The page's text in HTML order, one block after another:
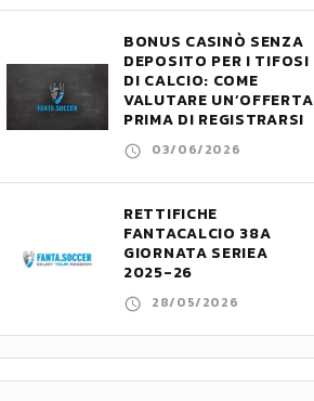
BONUS CASINÒ SENZA
DEPOSITO PER I TIFOSI
DI CALCIO: COME
VALUTARE UN’OFFERTA
PRIMA DI REGISTRARSI
03/06/2026
RETTIFICHE
FANTACALCIO 38A
GIORNATA SERIEA
2025-26
28/05/2026